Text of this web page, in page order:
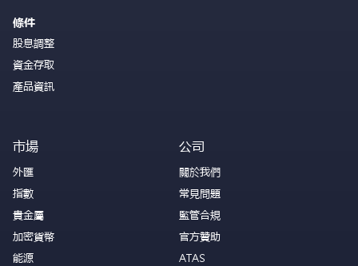
條件
股息調整
資金存取
產品資訊
市場
外匯
指數
貴金屬
加密貨幣
能源
公司
關於我們
常見問題
監管合規
官方贊助
ATAS